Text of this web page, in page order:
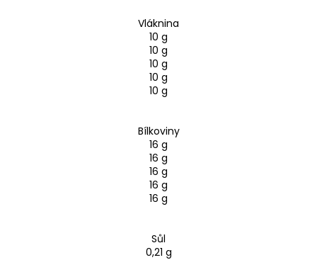
Vláknina
10 g
10 g
10 g
10 g
10 g
Bílkoviny
16 g
16 g
16 g
16 g
16 g
Sůl
0,21 g